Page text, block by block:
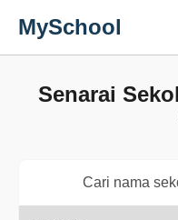
MySchool
Senarai